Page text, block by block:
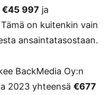
€45 997 ja
Tämä on kuitenkin vain
ansaintatasostaan.
BackMedia Oy:n
2023 yhteensä €677